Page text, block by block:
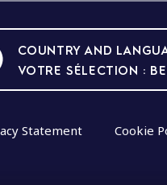
COUNTRY AND
VOTRE SÉLECTION :
Statement Cookie